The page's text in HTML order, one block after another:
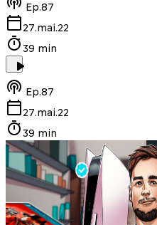
Ep.87
27.mai.22
39 min
Ep.87
27.mai.22
39 min